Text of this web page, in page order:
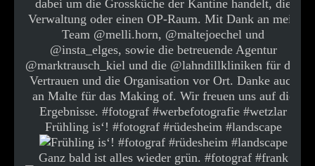
Frühling is‘! #fotograf #rüdesheim #landscape
Ganz bald ist alles wieder grün. #fotograf #frank